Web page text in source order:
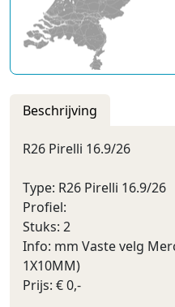
Beschrijving
R26 Pirelli 16.9/26
Type: R26 Pirelli 16.9/26
Profiel:
Stuks: 2
Info: mm Vaste velg
1X10MM)
Prijs: € 0,-